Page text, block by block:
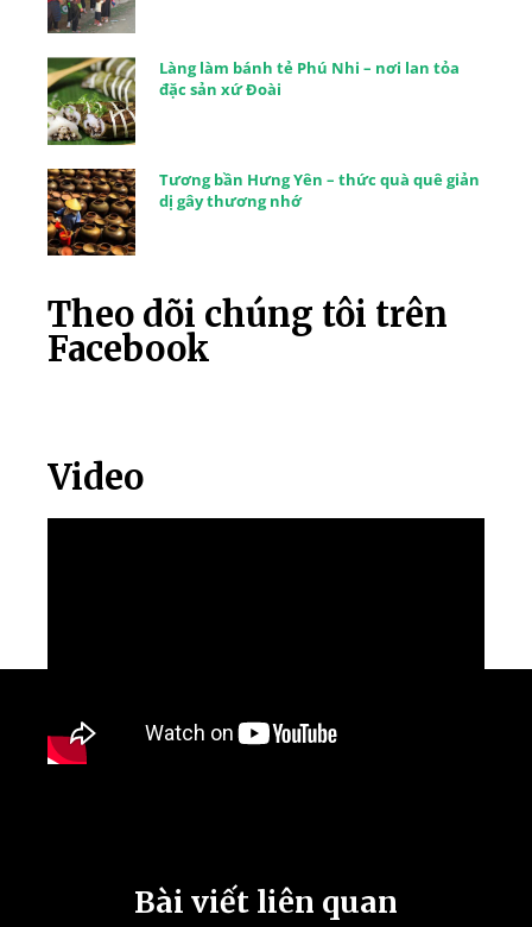
Làng làm bánh tẻ Phú Nhi – nơi lan tỏa
đặc sản xứ Đoài
Tương bần Hưng Yên – thức quà quê giản
dị gây thương nhớ
Theo dõi chúng tôi trên
Facebook
Video
Bài viết liên quan